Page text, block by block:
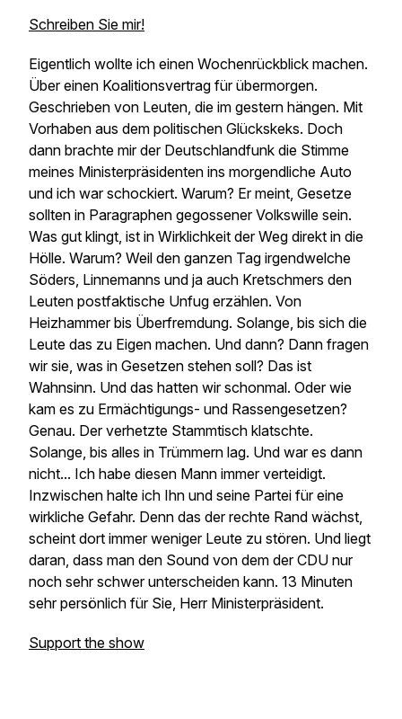
Schreiben Sie mir!
Eigentlich wollte ich einen Wochenrückblick machen.
Über einen Koalitionsvertrag für übermorgen.
Geschrieben von Leuten, die im gestern hängen. Mit
Vorhaben aus dem politischen Glückskeks. Doch
dann brachte mir der Deutschlandfunk die Stimme
meines Ministerpräsidenten ins morgendliche Auto
und ich war schockiert. Warum? Er meint, Gesetze
sollten in Paragraphen gegossener Volkswille sein.
Was gut klingt, ist in Wirklichkeit der Weg direkt in die
Hölle. Warum? Weil den ganzen Tag irgendwelche
Söders, Linnemanns und ja auch Kretschmers den
Leuten postfaktische Unfug erzählen. Von
Heizhammer bis Überfremdung. Solange, bis sich die
Leute das zu Eigen machen. Und dann? Dann fragen
wir sie, was in Gesetzen stehen soll? Das ist
Wahnsinn. Und das hatten wir schonmal. Oder wie
kam es zu Ermächtigungs- und Rassengesetzen?
Genau. Der verhetzte Stammtisch klatschte.
Solange, bis alles in Trümmern lag. Und war es dann
nicht... Ich habe diesen Mann immer verteidigt.
Inzwischen halte ich Ihn und seine Partei für eine
wirkliche Gefahr. Denn das der rechte Rand wächst,
scheint dort immer weniger Leute zu stören. Und liegt
daran, dass man den Sound von dem der CDU nur
noch sehr schwer unterscheiden kann. 13 Minuten
sehr persönlich für Sie, Herr Ministerpräsident.
Support the show